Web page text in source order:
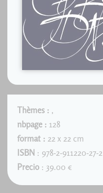
Thèmes : ,
nbpage : 128
format : 22 x 22 cm
ISBN : 978-2-911220-27-2
Precio : 39.00 €